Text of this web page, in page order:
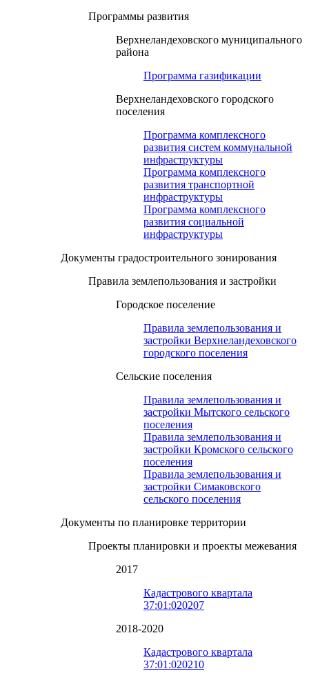
Программы развития
Верхнеландеховского муниципального
района
Программа газификации
Верхнеландеховского городского
поселения
Программа комплексного
развития систем коммунальной
инфраструктуры
Программа комплексного
развития транспортной
инфраструктуры
Программа комплексного
развития социальной
инфраструктуры
Документы градостроительного зонирования
Правила землепользования и застройки
Городское поселение
Правила землепользования и
застройки Верхнеландеховского
городского поселения
Сельские поселения
Правила землепользования и
застройки Мытского сельского
поселения
Правила землепользования и
застройки Кромского сельского
поселения
Правила землепользования и
застройки Симаковского
сельского поселения
Документы по планировке территории
Проекты планировки и проекты межевания
2017
Кадастрового квартала
37:01:020207
2018-2020
Кадастрового квартала
37:01:020210